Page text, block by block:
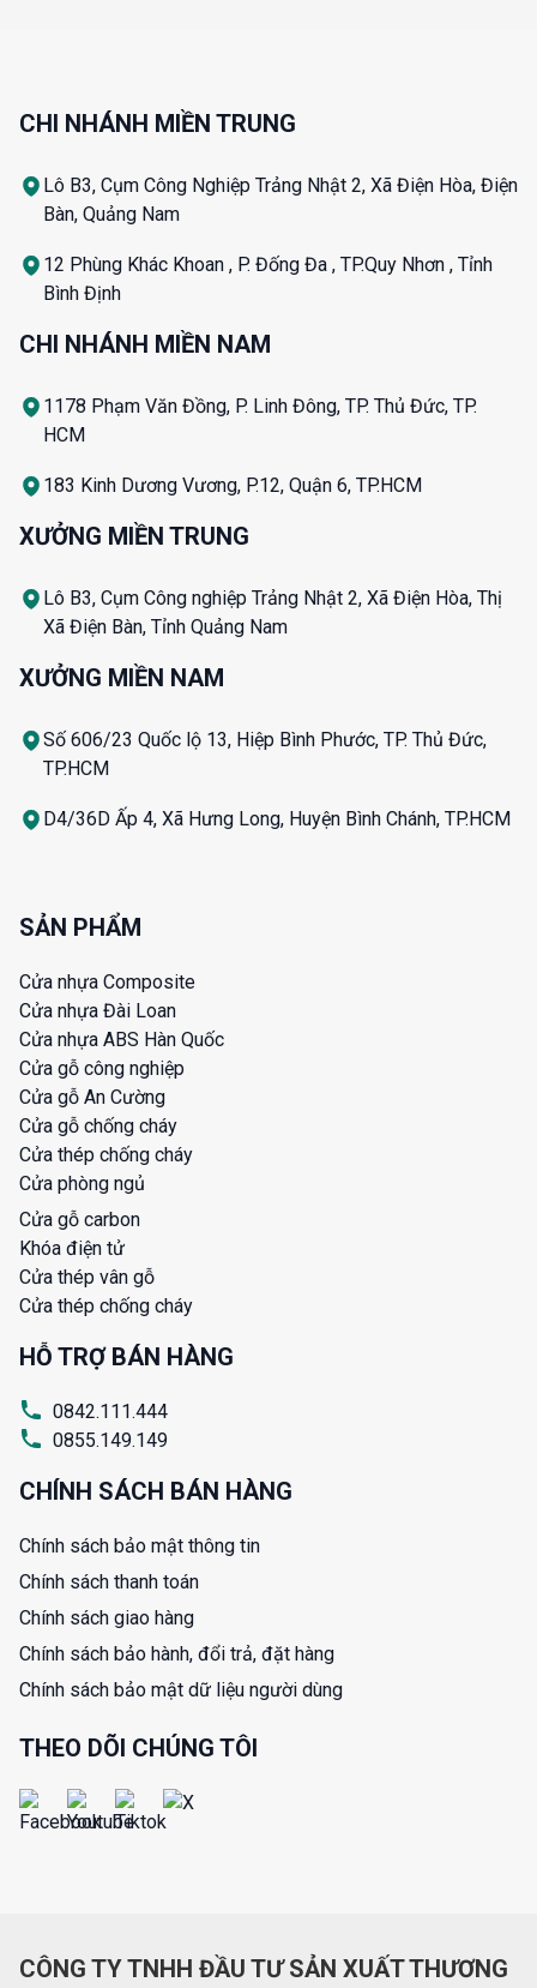
CHI NHÁNH MIỀN TRUNG
Lô B3, Cụm Công Nghiệp Trảng Nhật 2, Xã Điện Hòa, Điện
Bàn, Quảng Nam
12 Phùng Khác Khoan , P. Đống Đa , TP.Quy Nhơn , Tỉnh
Bình Định
CHI NHÁNH MIỀN NAM
1178 Phạm Văn Đồng, P. Linh Đông, TP. Thủ Đức, TP.
HCM
183 Kinh Dương Vương, P.12, Quận 6, TP.HCM
XƯỞNG MIỀN TRUNG
Lô B3, Cụm Công nghiệp Trảng Nhật 2, Xã Điện Hòa, Thị
Xã Điện Bàn, Tỉnh Quảng Nam
XƯỞNG MIỀN NAM
Số 606/23 Quốc lộ 13, Hiệp Bình Phước, TP. Thủ Đức,
TP.HCM
D4/36D Ấp 4, Xã Hưng Long, Huyện Bình Chánh, TP.HCM
SẢN PHẨM
Cửa nhựa Composite
Cửa nhựa Đài Loan
Cửa nhựa ABS Hàn Quốc
Cửa gỗ công nghiệp
Cửa gỗ An Cường
Cửa gỗ chống cháy
Cửa thép chống cháy
Cửa phòng ngủ
Cửa gỗ carbon
Khóa điện tử
Cửa thép vân gỗ
Cửa thép chống cháy
HỖ TRỢ BÁN HÀNG
0842.111.444
0855.149.149
CHÍNH SÁCH BÁN HÀNG
Chính sách bảo mật thông tin
Chính sách thanh toán
Chính sách giao hàng
Chính sách bảo hành, đổi trả, đặt hàng
Chính sách bảo mật dữ liệu người dùng
THEO DÕI CHÚNG TÔI
CÔNG TY TNHH ĐẦU TƯ SẢN XUẤT THƯƠNG